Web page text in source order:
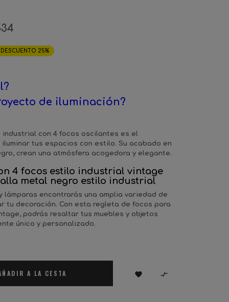
DESCUENTO 25%
de iluminación?
con 4 focos oscilantes es el
tus espacios con estilo. Su acabado en
crean una atmósfera acogedora y elegante.
4 focos estilo industrial vintage
metal negro estilo industrial
lámparas encontrarás una amplia variedad de
tu decoración. Con esta regleta de focos para
podrás resaltar tus muebles y objetos
único y personalizado.
A LA CESTA  